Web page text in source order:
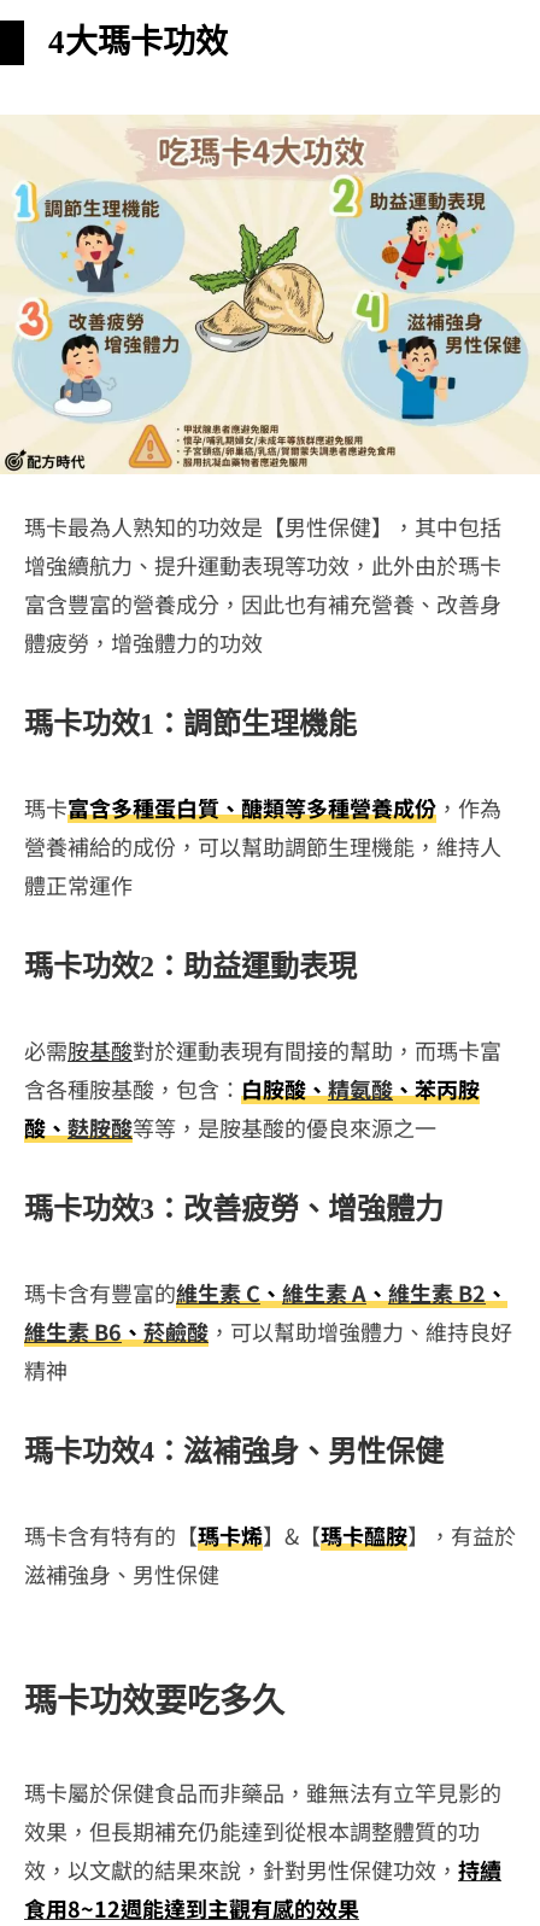
4大瑪卡功效
瑪卡最為人熟知的功效是【男性保健】，其中包括
增強續航力、提升運動表現等功效，此外由於瑪卡
富含豐富的營養成分，因此也有補充營養、改善身
體疲勞，增強體力的功效
瑪卡功效1：調節生理機能
瑪卡富含多種蛋白質、醣類等多種營養成份 ，作為
營養補給的成份，可以幫助調節生理機能，維持人
體正常運作
瑪卡功效2：助益運動表現
必需胺基酸對於運動表現有間接的幫助，而瑪卡富
含各種胺基酸，包含： 白胺酸、精氨酸、苯丙胺
酸、麩胺酸等等，是胺基酸的優良來源之一
瑪卡功效3：改善疲勞、增強體力
瑪卡含有豐富的維生素 C、維生素 A、維生素 B2、
維生素 B6、菸鹼酸 ，可以幫助增強體力、維持良好
精神
瑪卡功效4：滋補強身、男性保健
瑪卡含有特有的【瑪卡烯】&【瑪卡醯胺】，有益於
滋補強身、男性保健
瑪卡功效要吃多久
瑪卡屬於保健食品而非藥品，雖無法有立竿見影的
效果，但長期補充仍能達到從根本調整體質的功
效，以文獻的結果來說，針對男性保健功效， 持續
食用8~12週能達到主觀有感的效果